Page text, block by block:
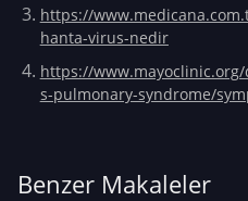
https://
hanta-virus-nedir
https://
s-pulmonary-syndrome/
Benzer Makaleler